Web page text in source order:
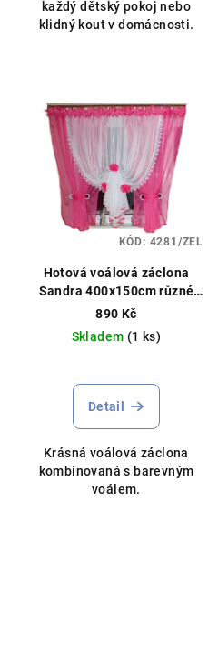
každý dětský pokoj nebo
klidný kout v domácnosti.
Hotová voálová záclona
Sandra 400x150cm různé
barvy
890 Kč
Skladem (1 ks)
hodnocení
produktu
z
5
hvězdiček.
Detail
Krásná voálová záclona
kombinovaná s barevným
voálem.
KÓD: 4281/ZEL